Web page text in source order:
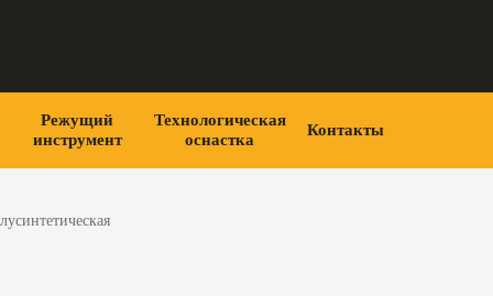
Режущий
инструмент
Технологическая
оснастка
Контакты